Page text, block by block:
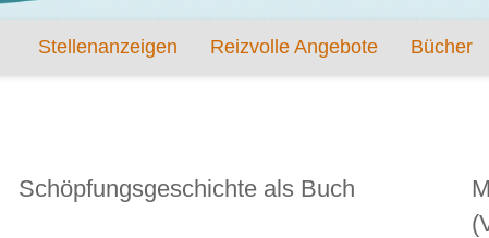
Stellenanzeigen Reizvolle Angebote Bücher
Schöpfungsgeschichte als Buch